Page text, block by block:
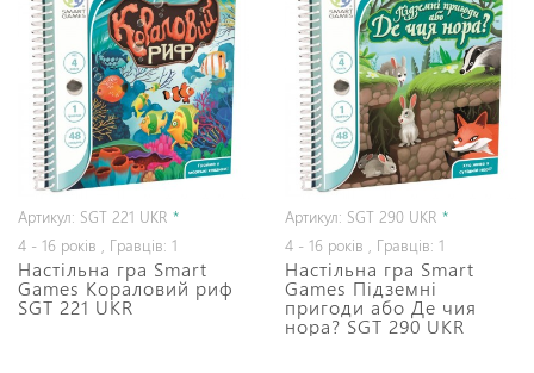
Артикул: SGT 221 UKR *
4 - 16 років , Гравців: 1
Настільна гра Smart
Games Кораловий риф
SGT 221 UKR
Артикул: SGT 290 UKR *
4 - 16 років , Гравців: 1
Настільна гра Smart
Games Підземні
пригоди або Де чия
нора? SGT 290 UKR